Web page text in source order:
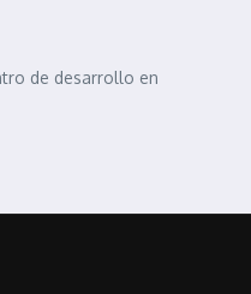
de desarrollo en